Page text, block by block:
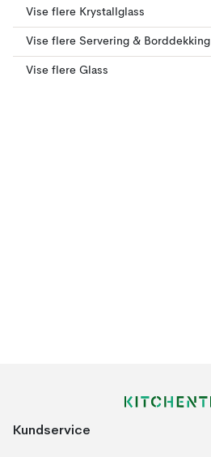
Vise flere Krystallglass
Vise flere Servering & Borddekking
Vise flere Glass
Kundservice